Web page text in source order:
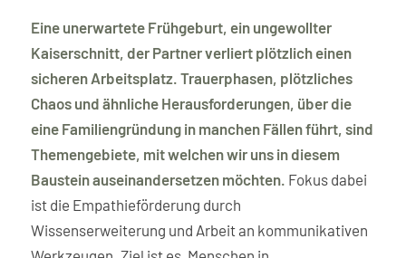
Eine unerwartete Frühgeburt, ein ungewollter
Kaiserschnitt, der Partner verliert plötzlich einen
sicheren Arbeitsplatz. Trauerphasen, plötzliches
Chaos und ähnliche Herausforderungen, über die
eine Familiengründung in manchen Fällen führt, sind
Themengebiete, mit welchen wir uns in diesem
Baustein auseinandersetzen möchten. Fokus dabei
ist die Empathieförderung durch
Wissenserweiterung und Arbeit an kommunikativen